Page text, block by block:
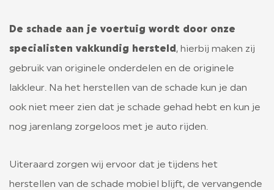
De schade aan je voertuig wordt door onze
specialisten vakkundig hersteld , hierbij maken zij
gebruik van originele onderdelen en de originele
lakkleur. Na het herstellen van de schade kun je dan
ook niet meer zien dat je schade gehad hebt en kun je
nog jarenlang zorgeloos met je auto rijden.
Uiteraard zorgen wij ervoor dat je tijdens het
herstellen van de schade mobiel blijft, de vervangende